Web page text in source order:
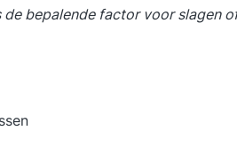
de bepalende factor voor slagen